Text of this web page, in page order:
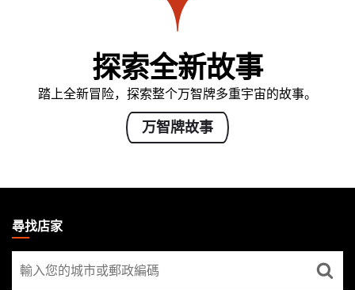
探索全新故事
踏上全新冒险，探索整个万智牌多重宇宙的故事。
万智牌故事
THE
GATHERING
FOOTER
尋找店家
尋
找